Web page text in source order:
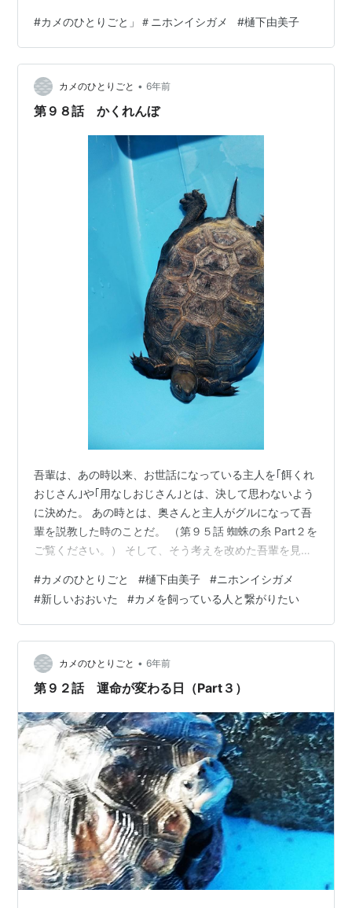
の１羽が吾輩の方にやって来て、言った。 鳥：おいお
い。俺だよ。スズメのスズ吉だよ。忘れちゃったのか
い？ 以前、俺は「あんたは良いよな。何の苦労もなし
に、人間から食べ物がもらえて」※１と言ってからかった
なぁ。ごめんよ。 その言葉に対し、吾輩は、（しばらく
#カメのひとりごと」＃ニホンイシガメ #樋下由美子
カメのひとりごと • 6年前
第９８話 かくれんぼ
吾輩は、あの時以来、お世話になっている主人を｢餌くれ
おじさん｣や｢用なしおじさん｣とは、決して思わないよう
に決めた。 あの時とは、奥さんと主人がグルになって吾
輩を説教した時のことだ。 （第９５話 蜘蛛の糸 Part２を
ご覧ください。） そして、そう考えを改めた吾輩を見せ
後、水槽の岩の上で、うとうととうたた寝をしていた。
すると、突然、水槽の上に、主人が｢ニョキッ｣と顔を出
したのである。 その時、吾輩は、主人を横目でチラ見
し、説教された内容を思い出して、主人の方をまっすぐ
向くように首をねじったのだ。 すると、主人は、その場
から姿を消した。「いった…
#カメのひとりごと #樋下由美子 #ニホンイシガメ
#新しいおおいた #カメを飼っている人と繋がりたい
カメのひとりごと • 6年前
第９２話 運命が変わる日（Part３）